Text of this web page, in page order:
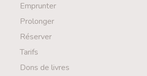
Emprunter
Prolonger
Réserver
Tarifs
Dons de livres